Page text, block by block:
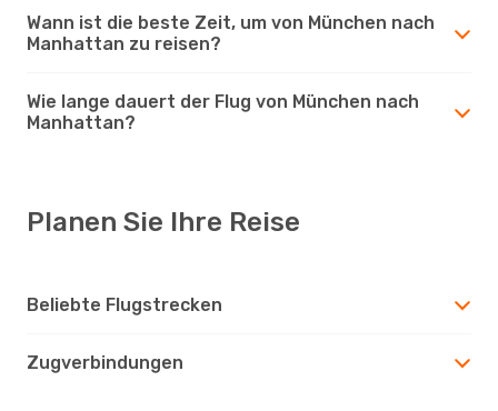
Wann ist die beste Zeit, um von München nach
Manhattan zu reisen?
Wie lange dauert der Flug von München nach
Manhattan?
Planen Sie Ihre Reise
Beliebte Flugstrecken
Zugverbindungen